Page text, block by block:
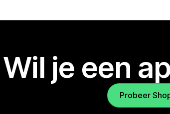
Wil je een
Probeer